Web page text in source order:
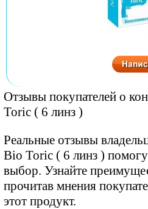
Отзывы покупателей о
Toric ( 6 линз )
Реальные отзывы
Bio Toric ( 6 линз )
выбор. Узнайте
прочитав мнения
этот продукт.